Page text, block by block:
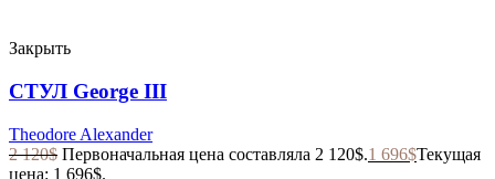
Закрыть
СТУЛ George III
Theodore Alexander
2 120$ Первоначальная цена составляла 2 120$.1 696$Текущая
цена: 1 696$.